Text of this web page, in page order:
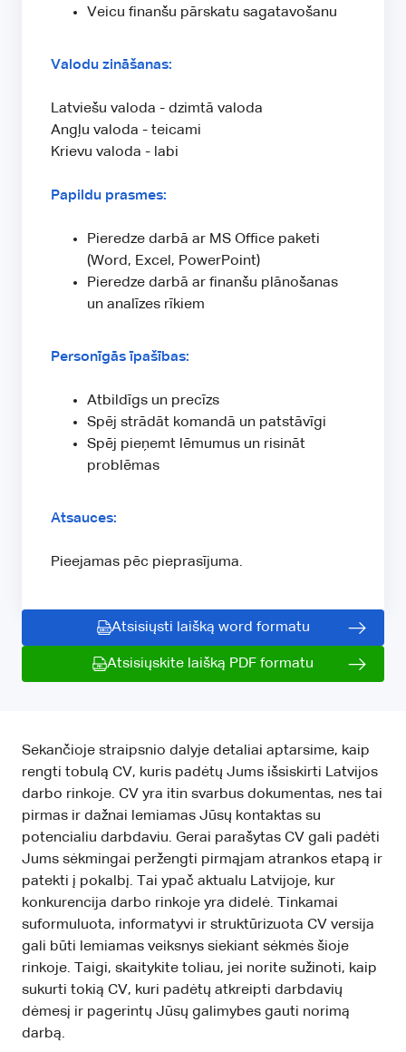
Veicu finanšu pārskatu sagatavošanu
Valodu zināšanas:
Latviešu valoda - dzimtā valoda
Angļu valoda - teicami
Krievu valoda - labi
Papildu prasmes:
Pieredze darbā ar MS Office paketi
(Word, Excel, PowerPoint)
Pieredze darbā ar finanšu plānošanas
un analīzes rīkiem
Personīgās īpašības:
Atbildīgs un precīzs
Spēj strādāt komandā un patstāvīgi
Spēj pieņemt lēmumus un risināt
problēmas
Atsauces:
Pieejamas pēc pieprasījuma.
Atsisiųsti laišką word formatu
Atsisiųskite laišką PDF formatu
Sekančioje straipsnio dalyje detaliai aptarsime, kaip
rengti tobulą CV, kuris padėtų Jums išsiskirti Latvijos
darbo rinkoje. CV yra itin svarbus dokumentas, nes tai
pirmas ir dažnai lemiamas Jūsų kontaktas su
potencialiu darbdaviu. Gerai parašytas CV gali padėti
Jums sėkmingai peržengti pirmąjam atrankos etapą ir
patekti į pokalbį. Tai ypač aktualu Latvijoje, kur
konkurencija darbo rinkoje yra didelė. Tinkamai
suformuluota, informatyvi ir struktūrizuota CV versija
gali būti lemiamas veiksnys siekiant sėkmės šioje
rinkoje. Taigi, skaitykite toliau, jei norite sužinoti, kaip
sukurti tokią CV, kuri padėtų atkreipti darbdavių
dėmesį ir pagerintų Jūsų galimybes gauti norimą
darbą.